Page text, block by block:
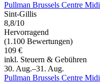
Pullman Brussels Centre Midi
Sint-Gillis
8,8/10
Hervorragend
(1.100 Bewertungen)
109 €
inkl. Steuern & Gebühren
30. Aug.–31. Aug.
Pullman Brussels Centre Midi